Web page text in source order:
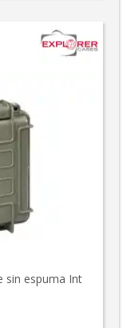
sin espuma Int